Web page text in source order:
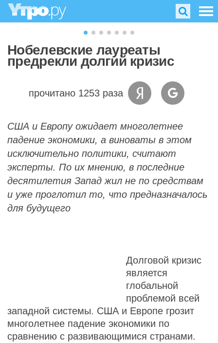
Нобелевские лауреаты
предрекли долгий кризис
прочитано 1253 раза
США и Европу ожидает многолетнее
падение экономики, а виноваты в этом
исключительно политики, считают
эксперты. По их мнению, в последние
десятилетия Запад жил не по средствам
и уже проглотил то, что предназначалось
для будущего
Долговой кризис
является
глобальной
проблемой всей
западной системы. США и Европе грозит
многолетнее падение экономики по
сравнению с развивающимися странами.